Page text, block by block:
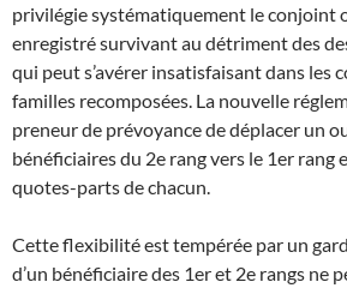
privilégie systématiquement le conjoint
enregistré survivant au détriment des
qui peut s’avérer insatisfaisant dans les
familles recomposées. La nouvelle
preneur de prévoyance de déplacer un
bénéficiaires du 2e rang vers le 1er rang
quotes-parts de chacun.
Cette flexibilité est tempérée par un
d’un bénéficiaire des 1er et 2e rangs ne